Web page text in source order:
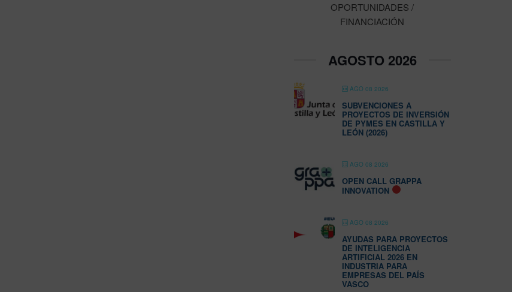
OPORTUNIDADES /
FINANCIACIÓN
AGOSTO 2026
AGO 08 2026
SUBVENCIONES A
PROYECTOS DE INVERSIÓN
DE PYMES EN CASTILLA Y
LEÓN (2026)
AGO 08 2026
OPEN CALL GRAPPA
INNOVATION
AGO 08 2026
AYUDAS PARA PROYECTOS
DE INTELIGENCIA
ARTIFICIAL 2026 EN
INDUSTRIA PARA
EMPRESAS DEL PAÍS
VASCO